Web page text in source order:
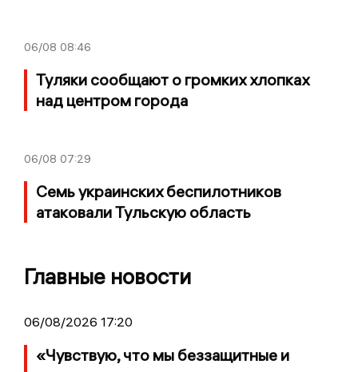
06/08 08:46
Туляки сообщают о громких хлопках
над центром города
06/08 07:29
Семь украинских беспилотников
атаковали Тульскую область
Главные новости
06/08/2026 17:20
«Чувствую, что мы беззащитные и